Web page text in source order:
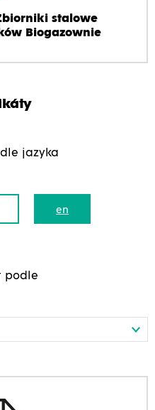
stalowe
Biogazownie
jazyka
en
podle